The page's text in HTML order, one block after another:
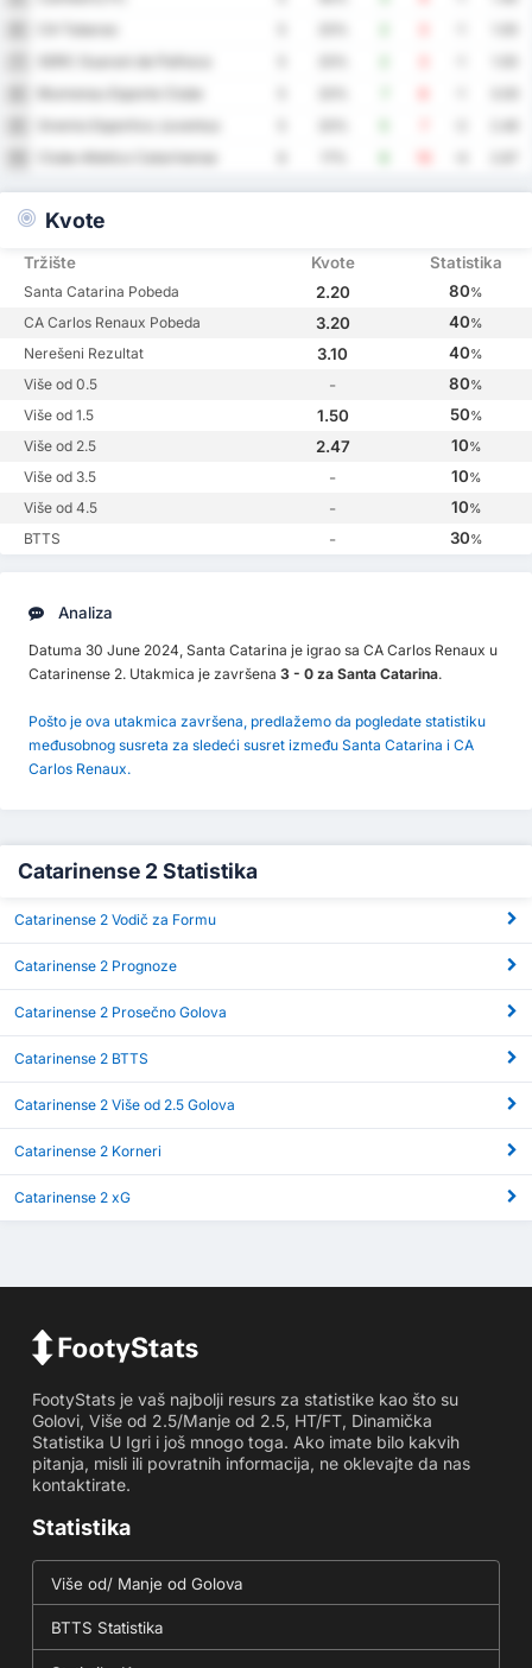
Blumenau Esporte Clube
Gremio Esportivo Juventus
Kvote
Tržište Kvote Statistika
Santa Catarina Pobeda 2.20 80%
CA Carlos Renaux Pobeda 3.20 40%
Nerešeni Rezultat 3.10 40%
Više od 0.5 - 80%
Više od 1.5 1.50 50%
Više od 2.5 2.47 10%
Više od 3.5 - 10%
Više od 4.5 - 10%
BTTS - 30%
Analiza
Datuma 30 June 2024, Santa Catarina je igrao sa CA Carlos Renaux u
Catarinense 2. Utakmica je završena 3 - 0 za Santa Catarina.
Pošto je ova utakmica završena, predlažemo da pogledate statistiku
međusobnog susreta za sledeći susret između Santa Catarina i CA
Carlos Renaux.
Catarinense 2 Statistika
Catarinense 2 Vodič za Formu
Catarinense 2 Prognoze
Catarinense 2 Prosečno Golova
Catarinense 2 BTTS
Catarinense 2 Više od 2.5 Golova
Catarinense 2 Korneri
Catarinense 2 xG
FootyStats je vaš najbolji resurs za statistike kao što su
Golovi, Više od 2.5/Manje od 2.5, HT/FT, Dinamička
Statistika U Igri i još mnogo toga. Ako imate bilo kakvih
pitanja, misli ili povratnih informacija, ne oklevajte da nas
kontaktirate.
Statistika
Više od/ Manje od Golova
BTTS Statistika